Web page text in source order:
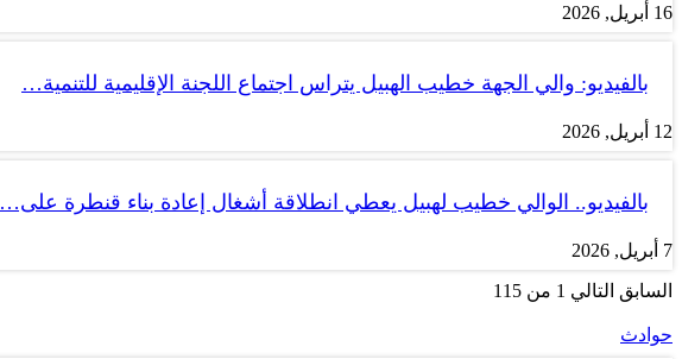
16 أبريل, 2026
بالفيديو: والي الجهة خطيب الهبيل يتراس اجتماع اللجنة الإقليمية للتنمية…
12 أبريل, 2026
بالفيديو.. الوالي خطيب لهبيل يعطي انطلاقة أشغال إعادة بناء قنطرة على…
7 أبريل, 2026
السابق التالي 1 من 115
حوادث